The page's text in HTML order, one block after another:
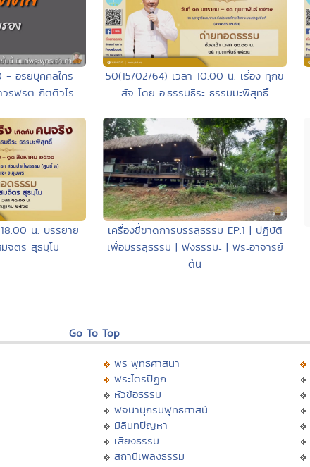
- อริยบุคคลใคร
วรพรต กิตติวโร
50(15/02/64) เวลา 10.00 น. เรื่อง ทุกข
สัจ โดย อ.ธรรมธีระ ธรรมมะพิสุทธิ์
น. บรรยาย
จิตร สุธมฺโม
เครื่องชี้ขาดการบรรลุธรรม EP.1 | ปฏิบัติ
เพื่อบรรลุธรรม | ฟังธรรมะ | พระอาจารย์
ต้น
Go To Top
พระพุทธศาสนา
พระไตรปิฏก
หัวข้อธรรม
พจนานุกรมพุทธศาสน์
มิลินทปัญหา
เสียงธรรม
สถานีเพลงธรรมะ